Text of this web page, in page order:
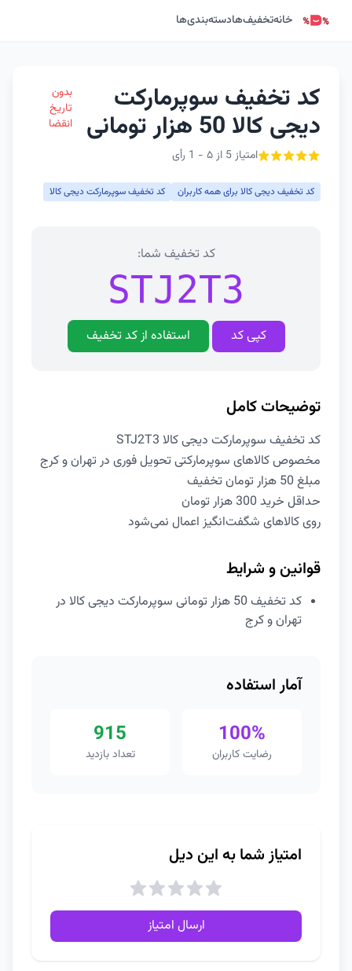
خانهتخفیف‌هادسته‌بندی‌ها
کد تخفیف سوپرمارکت
دیجی کالا 50 هزار تومانی
امتیاز 5 از ۵ - 1 رأی
بدون
تاریخ
انقضا
کد تخفیف دیجی کالا برای همه کاربران کد تخفیف سوپرمارکت دیجی کالا
کد تخفیف شما:
STJ2T3
کپی کد استفاده از کد تخفیف
توضیحات کامل
کد تخفیف سوپرمارکت دیجی کالا STJ2T3
مخصوص کالاهای سوپرمارکتی تحویل فوری در تهران و کرج
مبلغ 50 هزار تومان تخفیف
حداقل خرید 300 هزار تومان
روی کالاهای شگفت‌انگیز اعمال نمی‌شود
قوانین و شرایط
کد تخفیف 50 هزار تومانی سوپرمارکت دیجی کالا در
تهران و کرج
آمار استفاده
100%
رضایت کاربران
915
تعداد بازدید
امتیاز شما به این دیل
ارسال امتیاز